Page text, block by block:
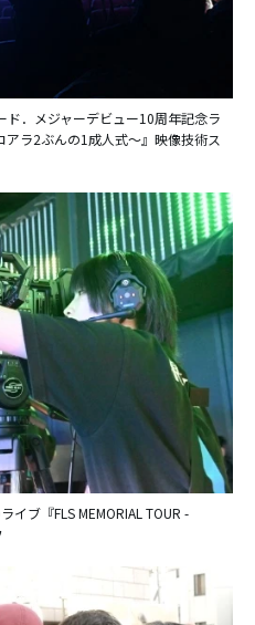
．メジャーデビュー10周年記念ラ
ラ2ぶんの1成人式〜』映像技術ス
イブ『FLS MEMORIAL TOUR -